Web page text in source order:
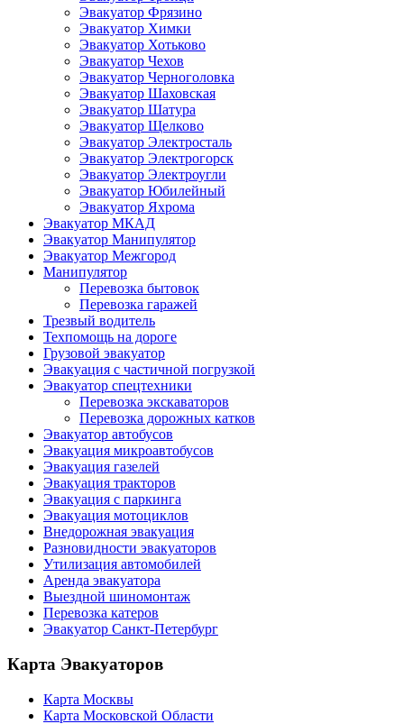
Эвакуатор Фрязино
Эвакуатор Химки
Эвакуатор Хотьково
Эвакуатор Чехов
Эвакуатор Черноголовка
Эвакуатор Шаховская
Эвакуатор Шатура
Эвакуатор Щелково
Эвакуатор Электросталь
Эвакуатор Электрогорск
Эвакуатор Электроугли
Эвакуатор Юбилейный
Эвакуатор Яхрома
Эвакуатор МКАД
Эвакуатор Манипулятор
Эвакуатор Межгород
Манипулятор
Перевозка бытовок
Перевозка гаражей
Трезвый водитель
Техпомощь на дороге
Грузовой эвакуатор
Эвакуация с частичной погрузкой
Эвакуатор спецтехники
Перевозка экскаваторов
Перевозка дорожных катков
Эвакуатор автобусов
Эвакуация микроавтобусов
Эвакуация газелей
Эвакуация тракторов
Эвакуация с паркинга
Эвакуация мотоциклов
Внедорожная эвакуация
Разновидности эвакуаторов
Утилизация автомобилей
Аренда эвакуатора
Выездной шиномонтаж
Перевозка катеров
Эвакуатор Санкт-Петербург
Карта Эвакуаторов
Карта Москвы
Карта Московской Области